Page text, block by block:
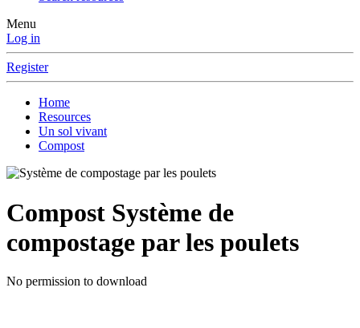
Menu
Log in
Register
Home
Resources
Un sol vivant
Compost
Compost Système de
compostage par les poulets
No permission to download